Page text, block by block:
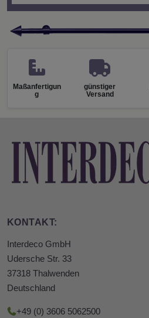
Maßanfertigun
g
günstiger
Versand
KONTAKT:
Interdeco GmbH
Udersche Str. 33
37318 Thalwenden
Deutschland
+49 (0) 3606 5062500